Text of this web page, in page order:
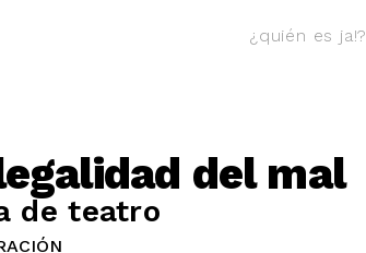
¿quién es ja!?
del mal
de teatro